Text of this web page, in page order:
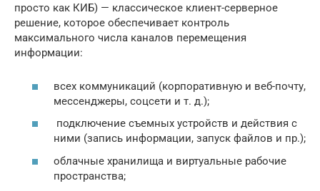
просто как КИБ) — классическое клиент-серверное
решение, которое обеспечивает контроль
максимального числа каналов перемещения
информации:
всех коммуникаций (корпоративную и веб-почту,
мессенджеры, соцсети и т. д.);
подключение съемных устройств и действия с
ними (запись информации, запуск файлов и пр.);
облачные хранилища и виртуальные рабочие
пространства;